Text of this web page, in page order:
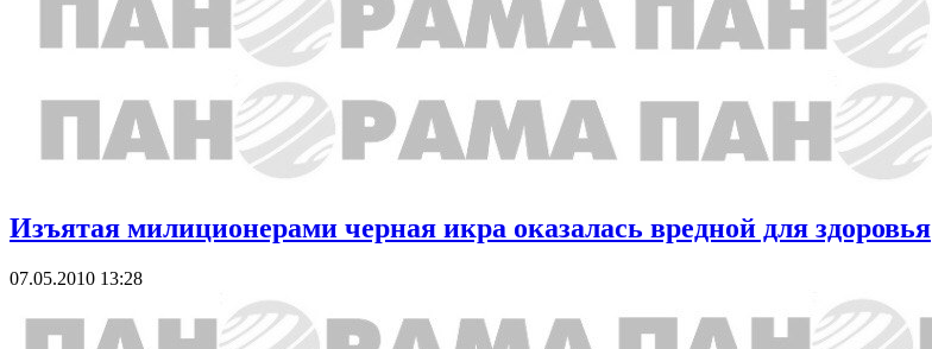
Изъятая милиционерами черная икра оказалась вредной для здоровья
07.05.2010 13:28